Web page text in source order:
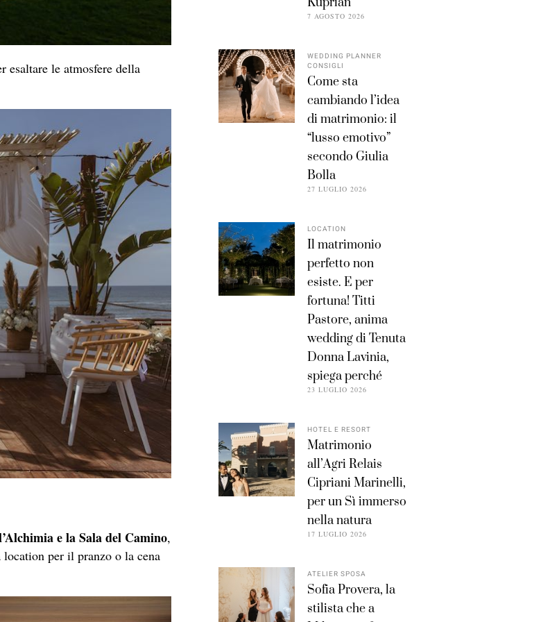
esaltare le atmosfere della
e la Sala del Camino,
location per il pranzo o la cena
7 AGOSTO 2026
WEDDING PLANNER
CONSIGLI
Come sta
cambiando l’idea
di matrimonio: il
“lusso emotivo”
secondo Giulia
Bolla
27 LUGLIO 2026
LOCATION
Il matrimonio
perfetto non
esiste. E per
fortuna! Titti
Pastore, anima
wedding di Tenuta
Donna Lavinia,
spiega perché
23 LUGLIO 2026
HOTEL E RESORT
Matrimonio
all’Agri Relais
Cipriani Marinelli,
per un Sì immerso
nella natura
17 LUGLIO 2026
ATELIER SPOSA
Sofia Provera, la
stilista che a